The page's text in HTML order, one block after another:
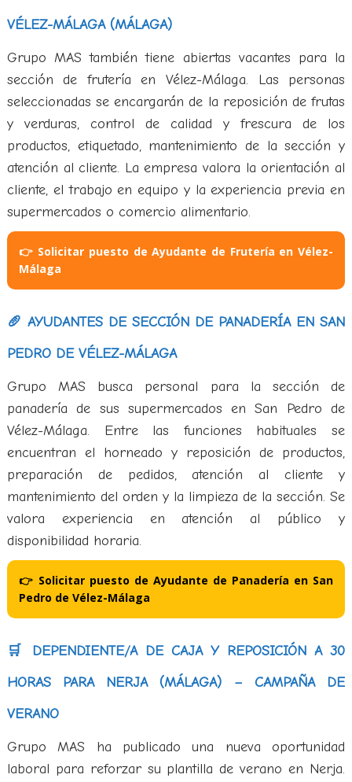
VÉLEZ-MÁLAGA (MÁLAGA)
Grupo MAS también tiene abiertas vacantes para la
sección de frutería en Vélez-Málaga. Las personas
seleccionadas se encargarán de la reposición de frutas
y verduras, control de calidad y frescura de los
productos, etiquetado, mantenimiento de la sección y
atención al cliente. La empresa valora la orientación al
cliente, el trabajo en equipo y la experiencia previa en
supermercados o comercio alimentario.
👉 Solicitar puesto de Ayudante de Frutería en Vélez-
Málaga
🥖 AYUDANTES DE SECCIÓN DE PANADERÍA EN SAN
PEDRO DE VÉLEZ-MÁLAGA
Grupo MAS busca personal para la sección de
panadería de sus supermercados en San Pedro de
Vélez-Málaga. Entre las funciones habituales se
encuentran el horneado y reposición de productos,
preparación de pedidos, atención al cliente y
mantenimiento del orden y la limpieza de la sección. Se
valora experiencia en atención al público y
disponibilidad horaria.
👉 Solicitar puesto de Ayudante de Panadería en San
Pedro de Vélez-Málaga
🛒 DEPENDIENTE/A DE CAJA Y REPOSICIÓN A 30
HORAS PARA NERJA (MÁLAGA) – CAMPAÑA DE
VERANO
Grupo MAS ha publicado una nueva oportunidad
laboral para reforzar su plantilla de verano en Nerja.